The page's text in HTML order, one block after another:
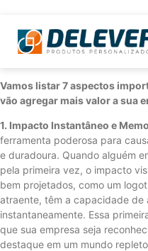
Vamos listar 7 aspectos
vão agregar mais valor a sua
1. Impacto Instantâneo e
ferramenta poderosa para
e duradoura. Quando alguém
pela primeira vez, o impacto
bem projetados, como um
atraente, têm a capacidade
instantaneamente. Essa
que sua empresa seja
destaque em um mundo